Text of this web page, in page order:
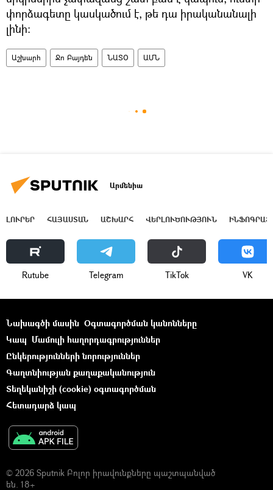
փորձագետը կասկածում է, թե դա իրականանալի
լինի։
Աշխարհ Ջո Բայդեն ՆԱՏՕ ԱՄՆ
Արմենիա
ԼՈՒՐԵՐ ՀԱՅԱՍՏԱՆ ԱՇԽԱՐՀ ՎԵՐԼՈՒԾՈՒԹՅՈՒՆ
Rutube Telegram ТikТоk VK
Նախագծի մասին Օգտագործման կանոնները
Կապ Մամուլի հաղորդագրություններ
Ընկերությունների նորություններ
Գաղտնիության քաղաքականություն
Տեղեկանիշի (cookie) օգտագործման
Հետադարձ կապ
© 2026 Sputnik Բոլոր իրավունքները պաշտպանված
են. 18+